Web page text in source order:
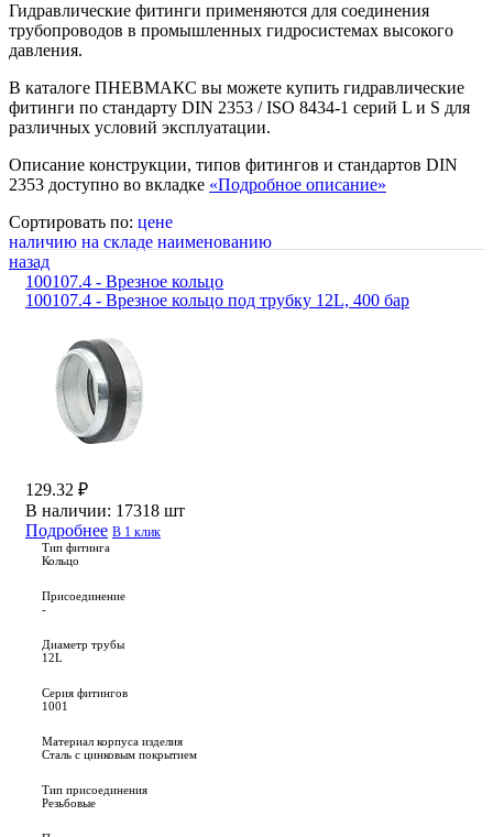
Гидравлические фитинги применяются для соединения
трубопроводов в промышленных гидросистемах высокого
давления.
В каталоге ПНЕВМАКС вы можете купить гидравлические
фитинги по стандарту DIN 2353 / ISO 8434-1 серий L и S для
различных условий эксплуатации.
Описание конструкции, типов фитингов и стандартов DIN
2353 доступно во вкладке «Подробное описание»
Сортировать по: цене
наличию на складе наименованию
назад
100107.4 - Врезное кольцо
100107.4 - Врезное кольцо под трубку 12L, 400 бар
129.32 ₽
В наличии: 17318 шт
Подробнее В 1 клик
Тип фитинга
Кольцо
Присоединение
-
Диаметр трубы
12L
Серия фитингов
1001
Материал корпуса изделия
Сталь с цинковым покрытием
Тип присоединения
Резьбовые